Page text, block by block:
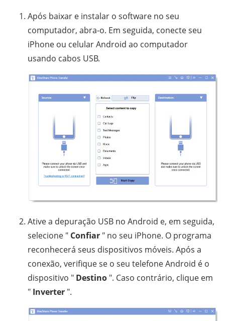
Após baixar e instalar o software no seu
computador, abra-o. Em seguida, conecte seu
iPhone ou celular Android ao computador
usando cabos USB.
Ative a depuração USB no Android e, em seguida,
selecione " Confiar " no seu iPhone. O programa
reconhecerá seus dispositivos móveis. Após a
conexão, verifique se o seu telefone Android é o
dispositivo " Destino ". Caso contrário, clique em
" Inverter ".